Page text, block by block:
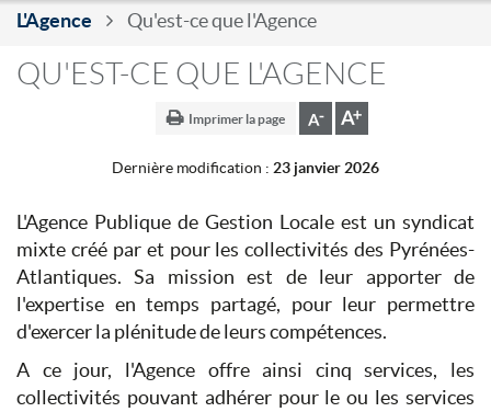
L'Agence Qu'est-ce que l'Agence
QU'EST-CE QUE L'AGENCE
Imprimer la page
Dernière modification : 23 janvier 2026
L'Agence Publique de Gestion Locale est un syndicat
mixte créé par et pour les collectivités des Pyrénées-
Atlantiques. Sa mission est de leur apporter de
l'expertise en temps partagé, pour leur permettre
d'exercer la plénitude de leurs compétences.
A ce jour, l'Agence offre ainsi cinq services, les
collectivités pouvant adhérer pour le ou les services